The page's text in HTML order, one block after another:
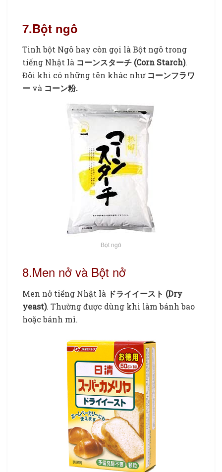
7.Bột ngô
Tinh bột Ngô hay còn gọi là Bột ngô trong
tiếng Nhật là コーンスターチ (Corn Starch).
Đôi khi có những tên khác như コーンフラワ
ー và コーン粉.
Bột ngô
8.Men nở và Bột nở
Men nở tiếng Nhật là ドライイースト (Dry
yeast). Thường được dùng khi làm bánh bao
hoặc bánh mì.